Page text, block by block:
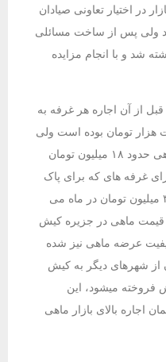
در اختیار تعاونی صیادان
ولی پس از ساخت مسائلی
شد و با انجام مزایده
از آن اجاره هر غرفه به
هزار تومان بوده است ولی
در حال حاضر غرفه های فروش ماهی حدود ۱۸ میلیون تومان
غرفه های که برای پاک
کردن ماهی استفاده می شود به ۳۲ میلیون تومان در ماه می
ماهی در جزیره کیش
عرضه ماهی نیز شده
از شهرهای دیگر به کیش
میشود، این
اجاره بالای بازار ماهی